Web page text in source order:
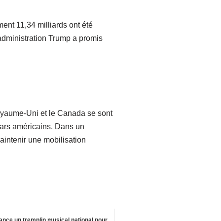
11,34 milliards ont été
Trump a promis
Uni et le Canada se sont
américains. Dans un
une mobilisation